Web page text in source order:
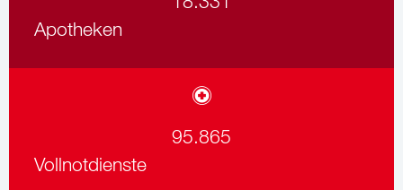
Apotheken
95.865
Vollnotdienste